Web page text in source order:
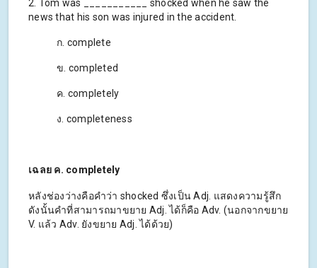
2. Tom was ___________ shocked when he saw the
news that his son was injured in the accident.
ก. complete
ข. completed
ค. completely
ง. completeness
เฉลย ค. completely
หลังช่องว่างคือคำว่า shocked ซึ่งเป็น Adj. แสดงความรู้สึก
ดังนั้นคำที่สามารถมาขยาย Adj. ได้ก็คือ Adv. (นอกจากขยาย
V. แล้ว Adv. ยังขยาย Adj. ได้ด้วย)